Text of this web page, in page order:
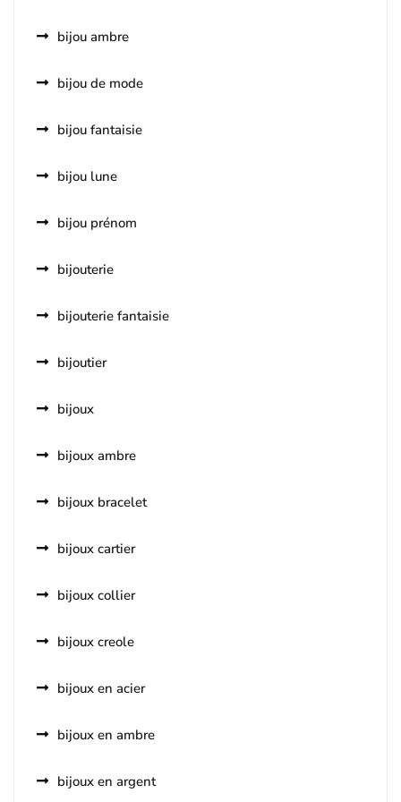
bijou ambre
bijou de mode
bijou fantaisie
bijou lune
bijou prénom
bijouterie
bijouterie fantaisie
bijoutier
bijoux
bijoux ambre
bijoux bracelet
bijoux cartier
bijoux collier
bijoux creole
bijoux en acier
bijoux en ambre
bijoux en argent